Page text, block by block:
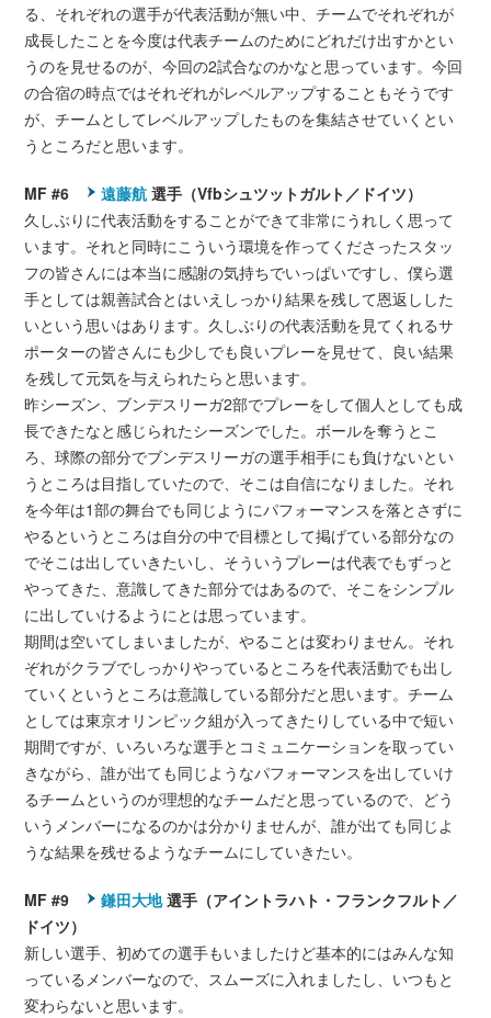
る、それぞれの選手が代表活動が無い中、チームでそれぞれが
成長したことを今度は代表チームのためにどれだけ出すかとい
うのを見せるのが、今回の2試合なのかなと思っています。今回
の合宿の時点ではそれぞれがレベルアップすることもそうです
が、チームとしてレベルアップしたものを集結させていくとい
うところだと思います。
MF #6 遠藤航 選手（Vfbシュツットガルト／ドイツ）
久しぶりに代表活動をすることができて非常にうれしく思って
います。それと同時にこういう環境を作ってくださったスタッ
フの皆さんには本当に感謝の気持ちでいっぱいですし、僕ら選
手としては親善試合とはいえしっかり結果を残して恩返しした
いという思いはあります。久しぶりの代表活動を見てくれるサ
ポーターの皆さんにも少しでも良いプレーを見せて、良い結果
を残して元気を与えられたらと思います。
昨シーズン、ブンデスリーガ2部でプレーをして個人としても成
長できたなと感じられたシーズンでした。ボールを奪うとこ
ろ、球際の部分でブンデスリーガの選手相手にも負けないとい
うところは目指していたので、そこは自信になりました。それ
を今年は1部の舞台でも同じようにパフォーマンスを落とさずに
やるというところは自分の中で目標として掲げている部分なの
でそこは出していきたいし、そういうプレーは代表でもずっと
やってきた、意識してきた部分ではあるので、そこをシンプル
に出していけるようにとは思っています。
期間は空いてしまいましたが、やることは変わりません。それ
ぞれがクラブでしっかりやっているところを代表活動でも出し
ていくというところは意識している部分だと思います。チーム
としては東京オリンピック組が入ってきたりしている中で短い
期間ですが、いろいろな選手とコミュニケーションを取ってい
きながら、誰が出ても同じようなパフォーマンスを出していけ
るチームというのが理想的なチームだと思っているので、どう
いうメンバーになるのかは分かりませんが、誰が出ても同じよ
うな結果を残せるようなチームにしていきたい。
MF #9 鎌田大地選手（アイントラハト・フランクフルト／
ドイツ）
新しい選手、初めての選手もいましたけど基本的にはみんな知
っているメンバーなので、スムーズに入れましたし、いつもと
変わらないと思います。